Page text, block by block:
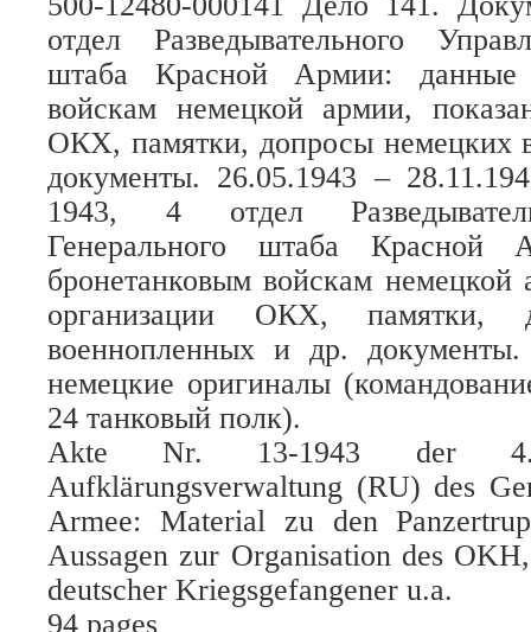
отдел Разведывательного
штаба Красной Армии: данные
войскам немецкой армии,
ОКХ, памятки, допросы немецких
документы. 26.05.1943 –
1943, 4 отдел
Генерального штаба
бронетанковым войскам немецкой
организации ОКХ, памятки,
военнопленных и др.
немецкие оригиналы
24 танковый полк).
Akte Nr. 13-1943 der
Aufklärungsverwaltung (RU) des
Armee: Material zu den
Aussagen zur Organisation des
deutscher Kriegsgefangener u.a.
94 pages